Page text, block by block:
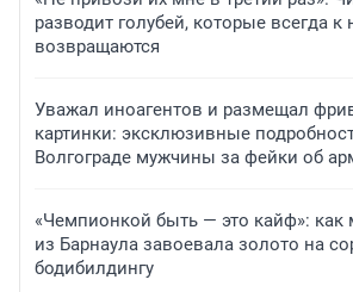
разводит голубей, которые всегда к
возвращаются
Уважал иноагентов и размещал
картинки: эксклюзивные
Волгограде мужчины за фейки об
«Чемпионкой быть — это кайф»: как
из Барнаула завоевала золото на
бодибилдингу